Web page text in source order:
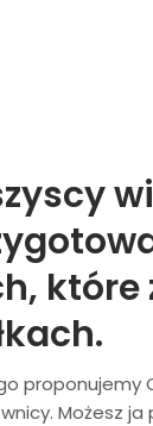
które
proponujemy
Możesz